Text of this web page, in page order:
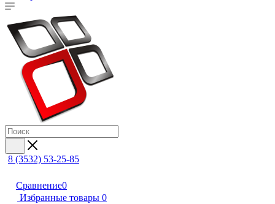
8 (3532) 53-25-85
Сравнение0
Избранные товары 0